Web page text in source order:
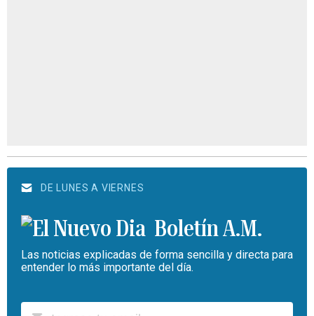
DE LUNES A VIERNES
Boletín A.M.
Las noticias explicadas de forma sencilla y directa para
entender lo más importante del día.